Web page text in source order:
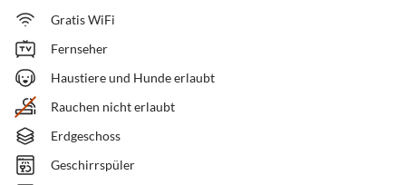
Gratis WiFi
Fernseher
Haustiere und Hunde erlaubt
Rauchen nicht erlaubt
Erdgeschoss
Geschirrspüler